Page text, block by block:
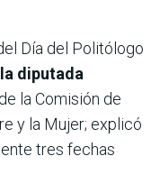
Día del Politólogo
diputada
la Comisión de
y la Mujer; explicó
tres fechas